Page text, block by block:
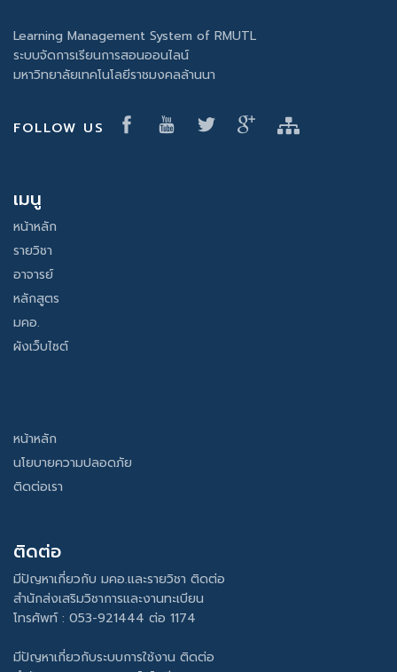
Learning Management System of RMUTL
ระบบจัดการเรียนการสอนออนไลน์
มหาวิทยาลัยเทคโนโลยีราชมงคลล้านนา
FOLLOW US
เมนู
หน้าหลัก
รายวิชา
อาจารย์
หลักสูตร
มคอ.
ผังเว็บไซต์
หน้าหลัก
นโยบายความปลอดภัย
ติดต่อเรา
ติดต่อ
มีปัญหาเกี่ยวกับ มคอ.และรายวิชา ติดต่อ
สำนักส่งเสริมวิชาการและงานทะเบียน
โทรศัพท์ : 053-921444 ต่อ 1174
มีปัญหาเกี่ยวกับระบบการใช้งาน ติดต่อ